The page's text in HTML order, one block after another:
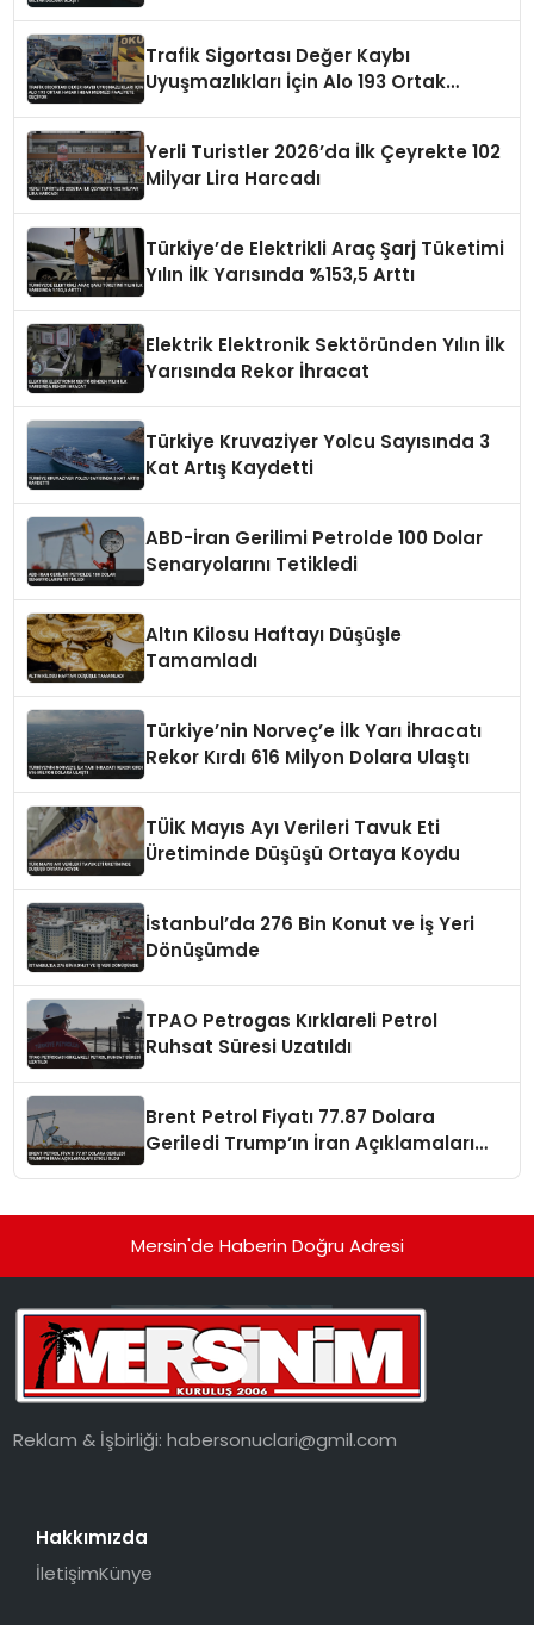
Trafik Sigortası Değer Kaybı
Uyuşmazlıkları İçin Alo 193 Ortak
Yerli Turistler 2026’da İlk Çeyrekte 102
Milyar Lira Harcadı
Türkiye’de Elektrikli Araç Şarj Tüketimi
Yılın İlk Yarısında %153,5 Arttı
Elektrik Elektronik Sektöründen Yılın İlk
Yarısında Rekor İhracat
Türkiye Kruvaziyer Yolcu Sayısında 3
Kat Artış Kaydetti
ABD-İran Gerilimi Petrolde 100 Dolar
Senaryolarını Tetikledi
Altın Kilosu Haftayı Düşüşle
Tamamladı
Türkiye’nin Norveç’e İlk Yarı İhracatı
Rekor Kırdı 616 Milyon Dolara Ulaştı
TÜİK Mayıs Ayı Verileri Tavuk Eti
Üretiminde Düşüşü Ortaya Koydu
İstanbul’da 276 Bin Konut ve İş Yeri
Dönüşümde
TPAO Petrogas Kırklareli Petrol
Ruhsat Süresi Uzatıldı
Brent Petrol Fiyatı 77.87 Dolara
Geriledi Trump’ın İran Açıklamaları
Mersin'de Haberin Doğru Adresi
Reklam & İşbirliği:habersonuclari@gmil.com
Hakkımızda
İletişimKünye